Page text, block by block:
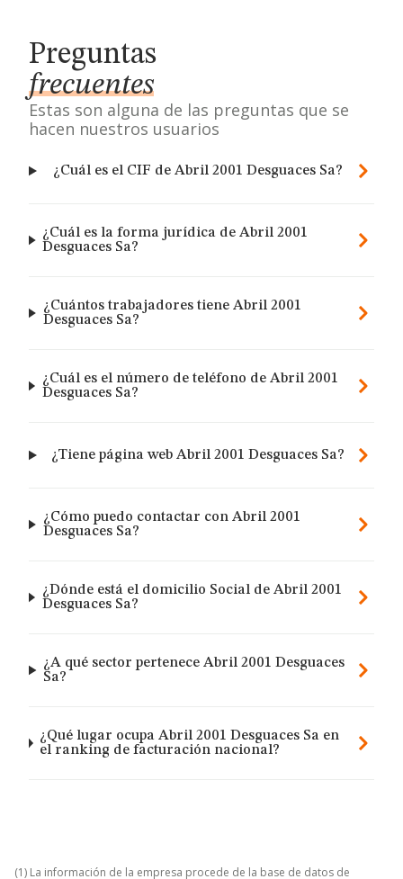
Preguntas
frecuentes
Estas son alguna de las preguntas que se
hacen nuestros usuarios
¿Cuál es el CIF de Abril 2001 Desguaces Sa?
¿Cuál es la forma jurídica de Abril 2001
Desguaces Sa?
¿Cuántos trabajadores tiene Abril 2001
Desguaces Sa?
¿Cuál es el número de teléfono de Abril 2001
Desguaces Sa?
¿Tiene página web Abril 2001 Desguaces Sa?
¿Cómo puedo contactar con Abril 2001
Desguaces Sa?
¿Dónde está el domicilio Social de Abril 2001
Desguaces Sa?
¿A qué sector pertenece Abril 2001 Desguaces
Sa?
¿Qué lugar ocupa Abril 2001 Desguaces Sa en
el ranking de facturación nacional?
(1) La información de la empresa procede de la base de datos de